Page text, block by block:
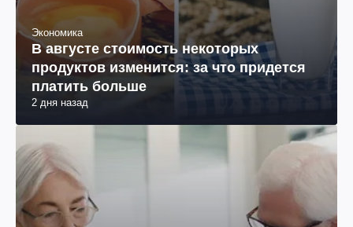
Экономика
В августе стоимость некоторых
продуктов изменится: за что придется
платить больше